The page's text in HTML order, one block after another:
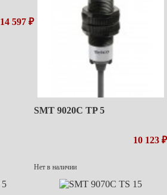
14 597 ₽
SMT 9020C TP 5
10 123 ₽
Нет в наличии